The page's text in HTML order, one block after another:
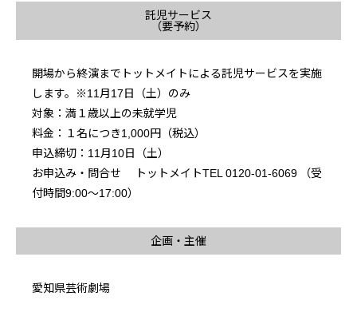
託児サービス
（要予約）
開場から終演までトットメイトによる託児サービスを実施
します。※11月17日（土）のみ
対象：満１歳以上の未就学児
料金：１名につき1,000円（税込）
申込締切：11月10日（土）
お申込み・問合せ トットメイトTEL 0120-01-6069 （受
付時間9:00～17:00）
企画・主催
愛知県芸術劇場